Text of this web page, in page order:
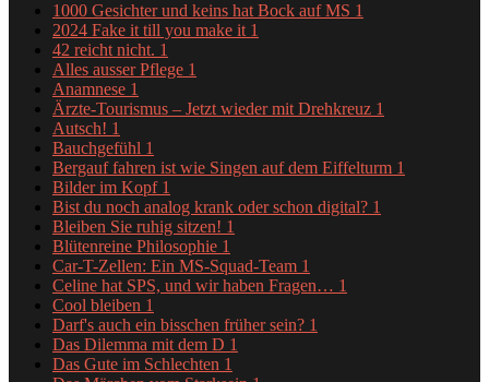
1000 Gesichter und keins hat Bock auf MS 1
2024 Fake it till you make it 1
42 reicht nicht. 1
Alles ausser Pflege 1
Anamnese 1
Ärzte-Tourismus – Jetzt wieder mit Drehkreuz 1
Autsch! 1
Bauchgefühl 1
Bergauf fahren ist wie Singen auf dem Eiffelturm 1
Bilder im Kopf 1
Bist du noch analog krank oder schon digital? 1
Bleiben Sie ruhig sitzen! 1
Blütenreine Philosophie 1
Car-T-Zellen: Ein MS-Squad-Team 1
Celine hat SPS, und wir haben Fragen… 1
Cool bleiben 1
Darf's auch ein bisschen früher sein? 1
Das Dilemma mit dem D 1
Das Gute im Schlechten 1